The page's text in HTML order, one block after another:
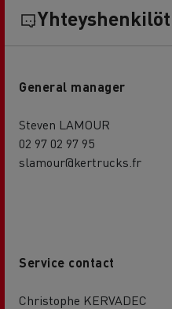
Yhteyshenkilöt
General manager
Steven LAMOUR
02 97 02 97 95
slamour@kertrucks.fr
Service contact
Christophe KERVADEC